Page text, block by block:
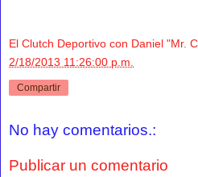
El Clutch Deportivo con Daniel "Mr.
2/18/2013 11:26:00 p.m.
Compartir
No hay comentarios.:
Publicar un comentario